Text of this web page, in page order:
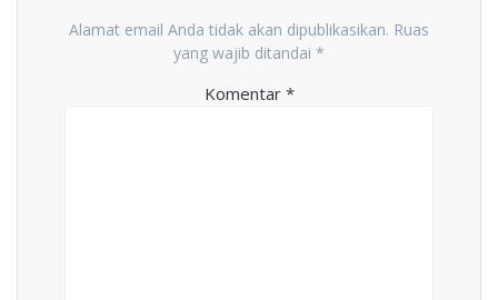
Alamat email Anda tidak akan dipublikasikan. Ruas
yang wajib ditandai *
Komentar *